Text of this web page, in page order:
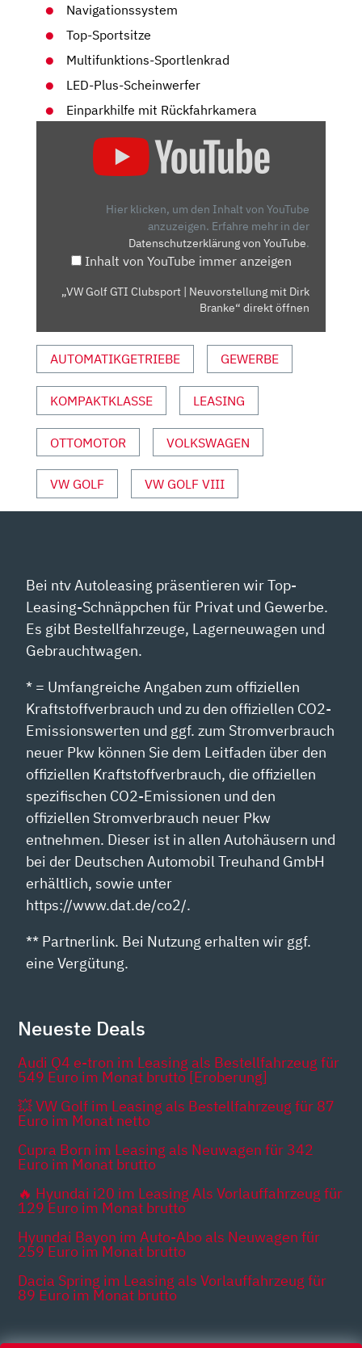
Navigationssystem
Top-Sportsitze
Multifunktions-Sportlenkrad
LED-Plus-Scheinwerfer
Einparkhilfe mit Rückfahrkamera
BRANKE“
ANZEIGEN
Hier klicken, um den Inhalt von YouTube
anzuzeigen. Erfahre mehr in der
Datenschutzerklärung von YouTube.
Inhalt von YouTube immer anzeigen
„VW Golf GTI Clubsport | Neuvorstellung mit Dirk
Branke“ direkt öffnen
AUTOMATIKGETRIEBE GEWERBE
KOMPAKTKLASSE LEASING
OTTOMOTOR VOLKSWAGEN
VW GOLF VW GOLF VIII
Bei ntv Autoleasing präsentieren wir Top-
Leasing-Schnäppchen für Privat und Gewerbe.
Es gibt Bestellfahrzeuge, Lagerneuwagen und
Gebrauchtwagen.
* = Umfangreiche Angaben zum offiziellen
Kraftstoffverbrauch und zu den offiziellen CO2-
Emissionswerten und ggf. zum Stromverbrauch
neuer Pkw können Sie dem Leitfaden über den
offiziellen Kraftstoffverbrauch, die offiziellen
spezifischen CO2-Emissionen und den
offiziellen Stromverbrauch neuer Pkw
entnehmen. Dieser ist in allen Autohäusern und
bei der Deutschen Automobil Treuhand GmbH
erhältlich, sowie unter
https://www.dat.de/co2/.
** Partnerlink. Bei Nutzung erhalten wir ggf.
eine Vergütung.
Neueste Deals
Audi Q4 e-tron im Leasing als Bestellfahrzeug für
549 Euro im Monat brutto [Eroberung]
💥 VW Golf im Leasing als Bestellfahrzeug für 87
Euro im Monat netto
Cupra Born im Leasing als Neuwagen für 342
Euro im Monat brutto
🔥 Hyundai i20 im Leasing Als Vorlauffahrzeug für
129 Euro im Monat brutto
Hyundai Bayon im Auto-Abo als Neuwagen für
259 Euro im Monat brutto
Dacia Spring im Leasing als Vorlauffahrzeug für
89 Euro im Monat brutto